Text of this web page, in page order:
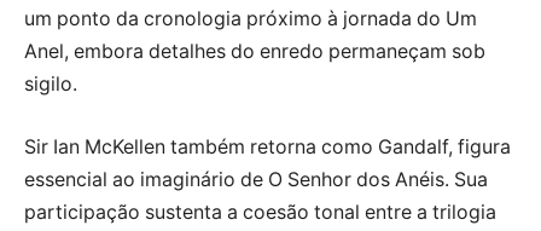
um ponto da cronologia próximo à jornada do Um
Anel, embora detalhes do enredo permaneçam sob
sigilo.
Sir Ian McKellen também retorna como Gandalf, figura
essencial ao imaginário de O Senhor dos Anéis. Sua
participação sustenta a coesão tonal entre a trilogia